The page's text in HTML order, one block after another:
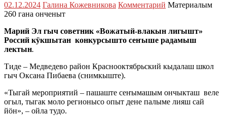
02.12.2024 Галина Кожевникова Комментарий Материалым
260 гана онченыт
Марий Эл гыч советник «Вожатый-влакын лигышт»
Россий кӱкшытан конкурсышто сеҥыше радамыш
лектын.
Тиде – Медведево район Краснооктябрьский кыдалаш школ
гыч Оксана Пибаева (снимкыште).
«Тыгай мероприятий – пашаште сеҥымашым ончыкташ веле
огыл, тыгак моло регионысо опыт дене палыме лияш сай
йӧн», – ойла тудо.